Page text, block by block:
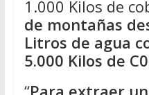
1.000 Kilos de
de montañas
Litros de agua
5.000 Kilos de
“Para extraer